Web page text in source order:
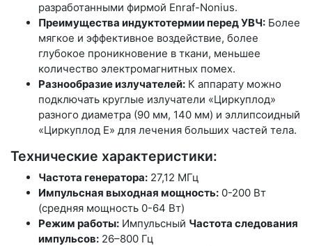
разработанными фирмой Enraf-Nonius.
Преимущества индуктотермии перед УВЧ: Более
мягкое и эффективное воздействие, более
глубокое проникновение в ткани, меньшее
количество электромагнитных помех.
Разнообразие излучателей: К аппарату можно
подключать круглые излучатели «Циркуплод»
разного диаметра (90 мм, 140 мм) и эллипсоидный
«Циркуплод E» для лечения больших частей тела.
Технические характеристики:
Частота генератора: 27,12 МГц
Импульсная выходная мощность: 0-200 Вт
(средняя мощность 0-64 Вт)
Режим работы: Импульсный Частота следования
импульсов: 26–800 Гц